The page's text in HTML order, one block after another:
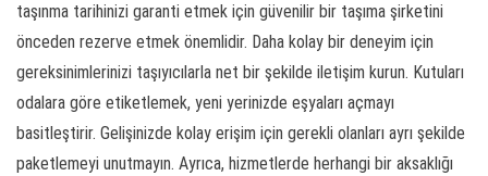
taşınma tarihinizi garanti etmek için güvenilir bir taşıma şirketini
önceden rezerve etmek önemlidir. Daha kolay bir deneyim için
gereksinimlerinizi taşıyıcılarla net bir şekilde iletişim kurun. Kutuları
odalara göre etiketlemek, yeni yerinizde eşyaları açmayı
basitleştirir. Gelişinizde kolay erişim için gerekli olanları ayrı şekilde
paketlemeyi unutmayın. Ayrıca, hizmetlerde herhangi bir aksaklığı